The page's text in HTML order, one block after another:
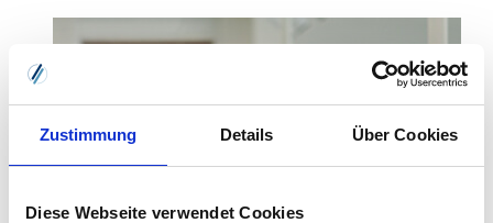
Zustimmung Details Über Cookies
Diese Webseite verwendet Cookies